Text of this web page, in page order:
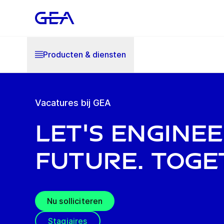
Producten & diensten
Vacatures bij GEA
Let's
future.
Nu solliciteren
Stagiaires